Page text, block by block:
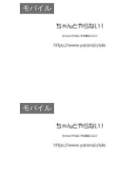
モバイル
モバイル